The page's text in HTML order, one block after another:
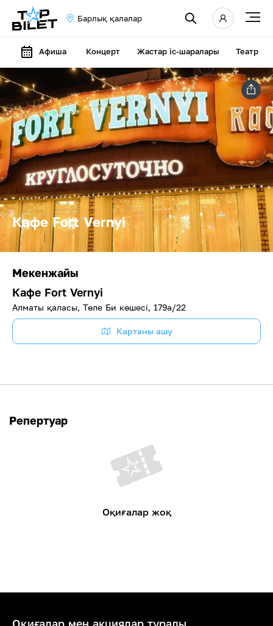
Барлық қалалар
Афиша Концерт Жастар іс-шаралары Театр
Кафе Fort Vernyi
Мекенжайы
Кафе Fort Vernyi
Алматы қаласы, Төле Би көшесі, 179а/22
Картаны ашу
Репертуар
Оқиғалар жоқ